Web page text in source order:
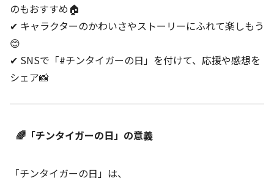
のもおすすめ🏠
✔ キャラクターのかわいさやストーリーにふれて楽しもう
😊
✔ SNSで「#チンタイガーの日」を付けて、応援や感想を
シェア📸
🌈「チンタイガーの日」の意義
「チンタイガーの日」は、